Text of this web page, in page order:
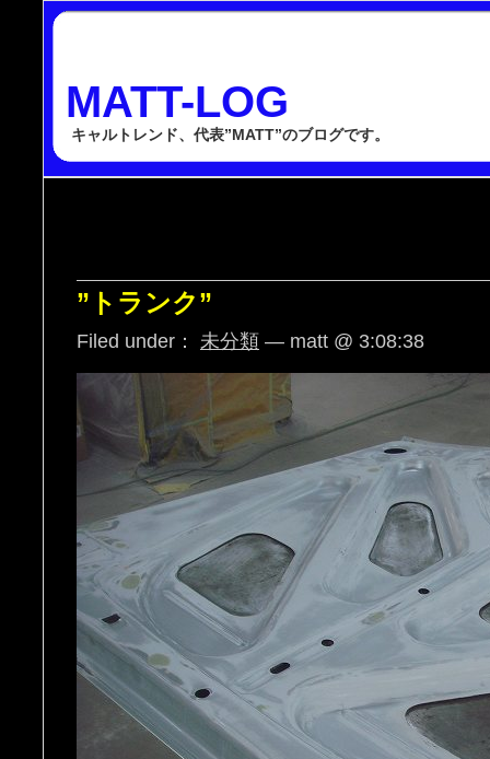
MATT-LOG
キャルトレンド、代表”MATT”のブログです。
”トランク”
Filed under： 未分類 — matt @ 3:08:38